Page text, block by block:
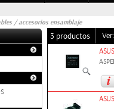
/ accesorios ensamblaje
3 productos Ver: